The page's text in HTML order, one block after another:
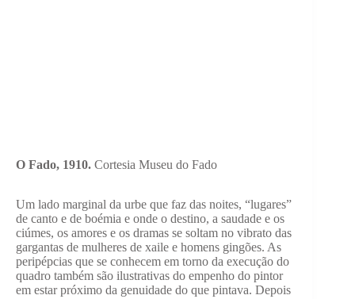
O Fado, 1910. Cortesia Museu do Fado
Um lado marginal da urbe que faz das noites, “lugares”
de canto e de boémia e onde o destino, a saudade e os
ciúmes, os amores e os dramas se soltam no vibrato das
gargantas de mulheres de xaile e homens gingões. As
peripépcias que se conhecem em torno da execução do
quadro também são ilustrativas do empenho do pintor
em estar próximo da genuidade do que pintava. Depois